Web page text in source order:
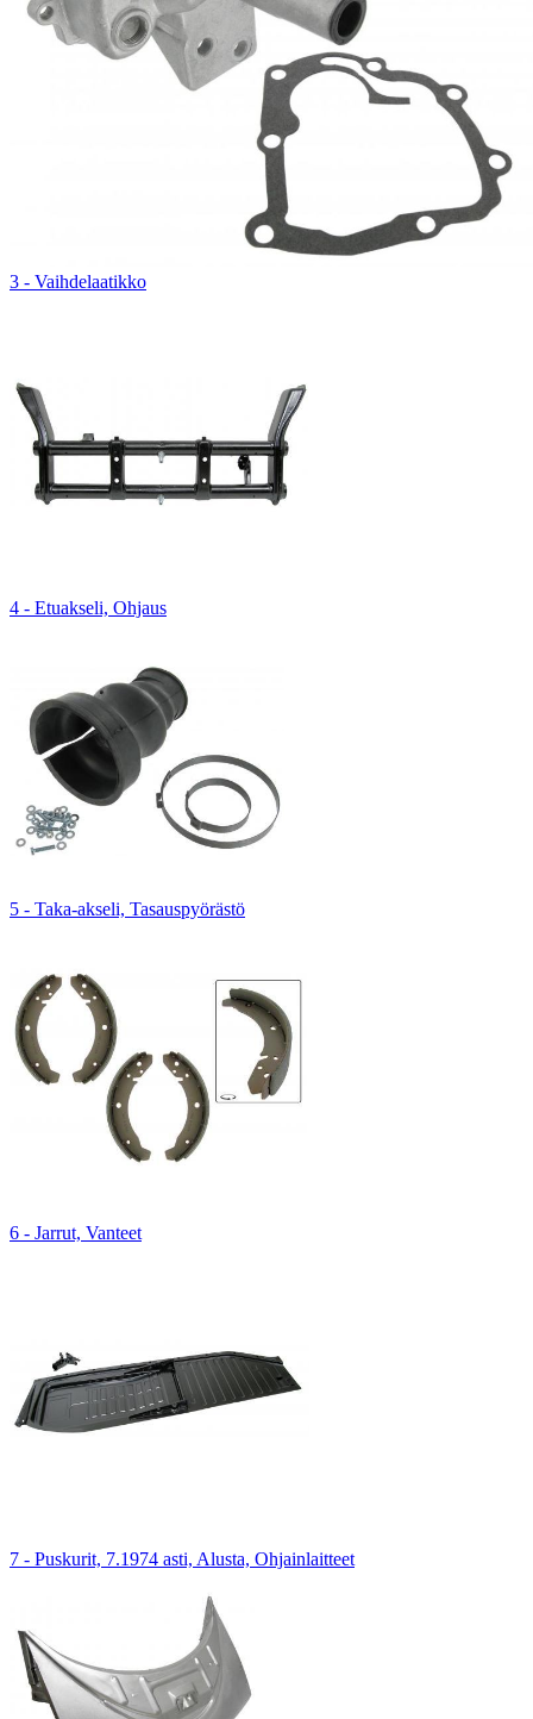
3 - Vaihdelaatikko
4 - Etuakseli, Ohjaus
5 - Taka-akseli, Tasauspyörästö
6 - Jarrut, Vanteet
7 - Puskurit, 7.1974 asti, Alusta, Ohjainlaitteet